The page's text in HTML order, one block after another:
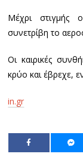
Μέχρι στιγμής
συνετρίβη το
Οι καιρικές
κρύο και έβρεχε,
in.gr